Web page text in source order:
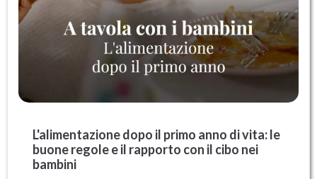
L'alimentazione dopo il primo anno di vita: le
buone regole e il rapporto con il cibo nei
bambini